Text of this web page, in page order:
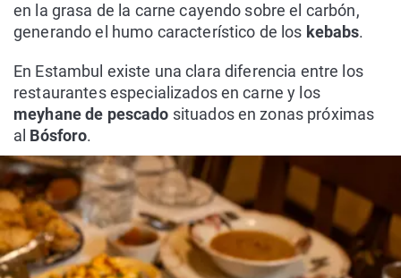
en la grasa de la carne cayendo sobre el carbón,
generando el humo característico de los kebabs.
En Estambul existe una clara diferencia entre los
restaurantes especializados en carne y los
meyhane de pescado situados en zonas próximas
al Bósforo.